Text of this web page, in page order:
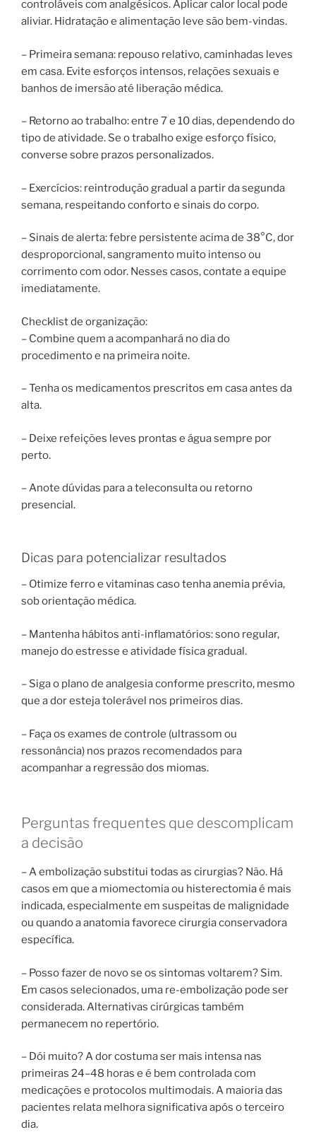
controláveis com analgésicos. Aplicar calor local pode
aliviar. Hidratação e alimentação leve são bem-vindas.
– Primeira semana: repouso relativo, caminhadas leves
em casa. Evite esforços intensos, relações sexuais e
banhos de imersão até liberação médica.
– Retorno ao trabalho: entre 7 e 10 dias, dependendo do
tipo de atividade. Se o trabalho exige esforço físico,
converse sobre prazos personalizados.
– Exercícios: reintrodução gradual a partir da segunda
semana, respeitando conforto e sinais do corpo.
– Sinais de alerta: febre persistente acima de 38°C, dor
desproporcional, sangramento muito intenso ou
corrimento com odor. Nesses casos, contate a equipe
imediatamente.
Checklist de organização:
– Combine quem a acompanhará no dia do
procedimento e na primeira noite.
– Tenha os medicamentos prescritos em casa antes da
alta.
– Deixe refeições leves prontas e água sempre por
perto.
– Anote dúvidas para a teleconsulta ou retorno
presencial.
Dicas para potencializar resultados
– Otimize ferro e vitaminas caso tenha anemia prévia,
sob orientação médica.
– Mantenha hábitos anti-inflamatórios: sono regular,
manejo do estresse e atividade física gradual.
– Siga o plano de analgesia conforme prescrito, mesmo
que a dor esteja tolerável nos primeiros dias.
– Faça os exames de controle (ultrassom ou
ressonância) nos prazos recomendados para
acompanhar a regressão dos miomas.
Perguntas frequentes que descomplicam
a decisão
– A embolização substitui todas as cirurgias? Não. Há
casos em que a miomectomia ou histerectomia é mais
indicada, especialmente em suspeitas de malignidade
ou quando a anatomia favorece cirurgia conservadora
específica.
– Posso fazer de novo se os sintomas voltarem? Sim.
Em casos selecionados, uma re-embolização pode ser
considerada. Alternativas cirúrgicas também
permanecem no repertório.
– Dói muito? A dor costuma ser mais intensa nas
primeiras 24–48 horas e é bem controlada com
medicações e protocolos multimodais. A maioria das
pacientes relata melhora significativa após o terceiro
dia.